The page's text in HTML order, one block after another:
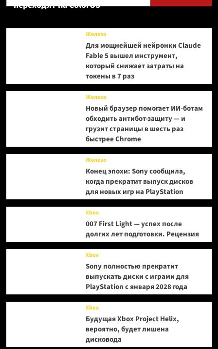
переходят на ColorOS
Железо
Для мощнейшей нейронки Claude
Fable 5 вышел инструмент,
который снижает затраты на
токены в 7 раз
Железо
Новый браузер помогает ИИ-ботам
обходить антибот-защиту — и
грузит страницы в шесть раз
быстрее Chrome
Железо
Конец эпохи: Sony сообщила,
когда прекратит выпуск дисков
для новых игр на PlayStation
Xbox
007 First Light — успех после
долгих лет подготовки. Рецензия
Xbox
Sony полностью прекратит
выпускать диски с играми для
PlayStation с января 2028 года
Xbox
Будущая Xbox Project Helix,
вероятно, будет лишена
дисковода